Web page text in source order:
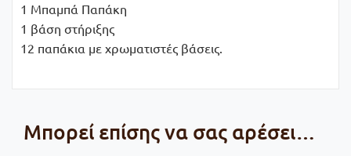
1 Μπαμπά Παπάκη
1 βάση στήριξης
12 παπάκια με χρωματιστές βάσεις.
Μπορεί επίσης να σας αρέσει…